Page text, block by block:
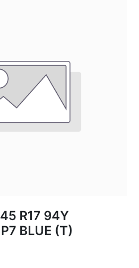
R17 94Y
BLUE (T)